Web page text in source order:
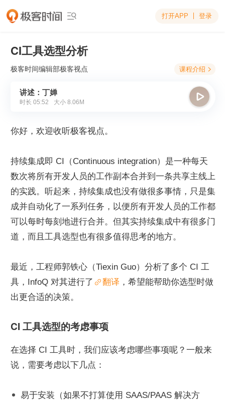
 打开APP 登录
CI工具选型分析
极客时间编辑部极客视点 课程介绍 
讲述：丁婵
时长 05:52 大小 8.06M

你好，欢迎收听极客视点。
持续集成即 CI（Continuous integration）是一种每天
数次将所有开发人员的工作副本合并到一条共享主线上
的实践。听起来，持续集成也没有做很多事情，只是集
成并自动化了一系列任务，以便所有开发人员的工作都
可以每时每刻地进行合并。但其实持续集成中有很多门
道，而且工具选型也有很多值得思考的地方。
最近，工程师郭铁心（Tiexin Guo）分析了多个 CI 工
具，InfoQ 对其进行了
翻译 ，希望能帮助你选型时做
出更合适的决策。
CI 工具选型的考虑事项
在选择 CI 工具时，我们应该考虑哪些事项呢？一般来
说，需要考虑以下几点：
易于安装（如果不打算使用 SAAS/PAAS 解决方